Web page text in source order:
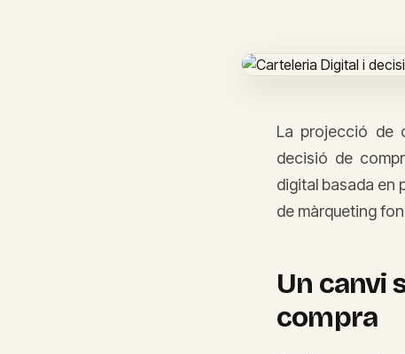
La projecció de
decisió de
digital basada en
de màrqueting
Un canvi
compra